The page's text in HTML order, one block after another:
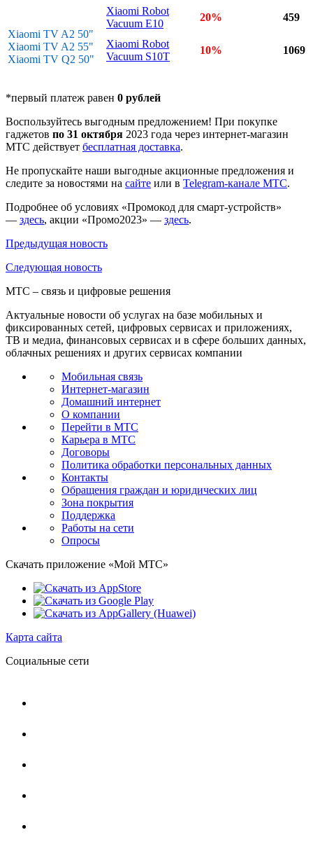
Xiaomi TV A2 50"
Xiaomi TV A2 55"
Xiaomi TV Q2 50"
Xiaomi Robot
Vacuum E10
20% 459
Xiaomi Robot
Vacuum S10T
10% 1069
*первый платеж равен 0 рублей
Воспользуйтесь выгодным предложением! При покупке
гаджетов по 31 октября 2023 года через интернет-магазин
МТС действует бесплатная доставка.
Не пропускайте наши выгодные акционные предложения и
следите за новостями на сайте или в Telegram-канале МТС.
Подробнее об условиях «Промокод для смарт-устройств»
— здесь, акции «Промо2023» — здесь.
Предыдущая новость
Следующая новость
МТС – связь и цифровые решения
Актуальные новости об услугах на базе мобильных и
фиксированных сетей, цифровых сервисах и приложениях,
ТВ и медиа, финансовых сервисах и в сфере больших данных,
облачных решениях и других сервисах компании
Мобильная связь
Интернет-магазин
Домашний интернет
О компании
Перейти в МТС
Карьера в МТС
Договоры
Политика обработки персональных данных
Контакты
Обращения граждан и юридических лиц
Зона покрытия
Поддержка
Работы на сети
Опросы
Скачать приложение «Мой МТС»
Карта сайта
Социальные сети